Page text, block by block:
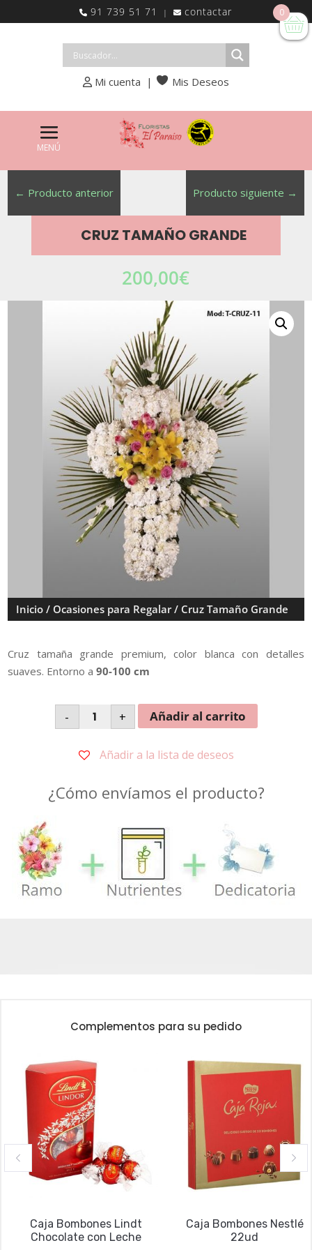
91 739 51 71 | contactar
Mi cuenta | Mis Deseos
← Producto anterior Producto siguiente →
CRUZ TAMAÑO GRANDE
200,00€
Inicio / Ocasiones para Regalar/ Cruz Tamaño Grande
Cruz tamaña grande premium, color blanca con detalles
suaves. Entorno a90-100 cm
-
Cruz
Tamaño
Grande
+ Añadir al carrito
Añadir a la lista de deseos
¿Cómo envíamos el producto?
Complementos para su pedido
Caja Bombones Lindt
Chocolate con Leche
Caja Bombones Nestlé
22ud
0